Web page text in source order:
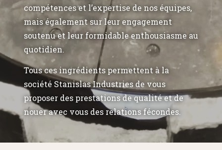
compétences et l’expertise de nos équipes,
mais également sur leur engagement
soutenu et leur formidable enthousiasme au
quotidien.
Tous ces ingrédients permettent à la
société Stanislas Industries de vous
proposer des prestations de qualité et de
nouer avec vous des relations fécondes.